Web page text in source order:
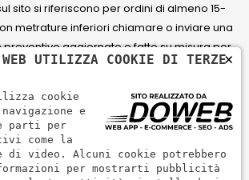
sito si riferiscono per ordini di almeno 15-
metrature inferiori chiamare o inviare una
aggiornato e fatto su misura per
credito Visa, Visa Electron, Maestro,
il circuito PayPal. PayPal serve per pagare,
pagamenti in modo rapido,
×
WEB UTILIZZA COOKIE DI TERZE
cookie
e
parti per
come la
di video. Alcuni cookie potrebbero
per mostrarti pubblicità